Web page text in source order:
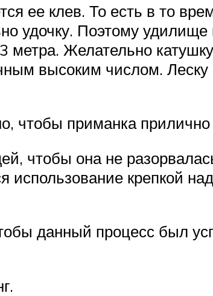
ее клев. То есть в то
удочку. Поэтому
метра. Желательно
высоким числом.
чтобы приманка
чтобы она не
крепкой
данный процесс был